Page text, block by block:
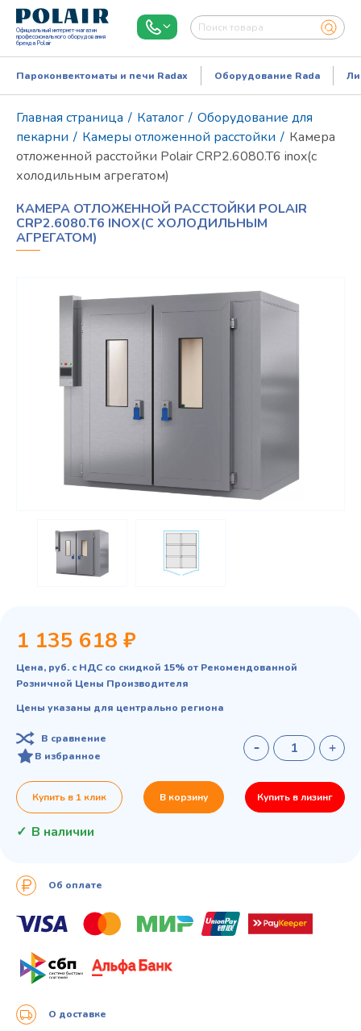
Официальный интернет-магазин
профессионального оборудования
бренда Polair
Пароконвектоматы и печи Radax Оборудование Rada
Главная страница / Каталог / Оборудование для
пекарни / Камеры отложенной расстойки / Камера
отложенной расстойки Polair CRP2.6080.T6 inox(с
холодильным агрегатом)
КАМЕРА ОТЛОЖЕННОЙ РАССТОЙКИ POLAIR
CRP2.6080.T6 INOX(С ХОЛОДИЛЬНЫМ
АГРЕГАТОМ)
1 135 618 ₽
Цена, руб. с НДС со скидкой 15% от Рекомендованной
Розничной Цены Производителя
Цены указаны для центрально региона
В сравнение
В избранное
Купить в 1 клик В корзину Купить в лизинг
В наличии
Об оплате
О доставке